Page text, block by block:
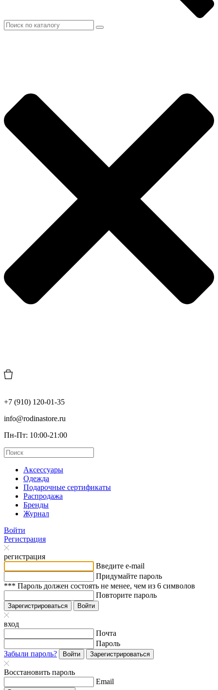
+7 (910) 120-01-35
info@rodinastore.ru
Пн-Пт: 10:00-21:00
Аксессуары
Одежда
Подарочные сертификаты
Распродажа
Бренды
Журнал
Войти
Регистрация
регистрация
Введите e-mail
Придумайте пароль
*** Пароль должен состоять не менее, чем из 6 символов
Повторите пароль
Зарегистрироваться Войти
вход
Почта
Пароль
Забыли пароль?
Войти Зарегистрироваться
Восстановить пароль
Email